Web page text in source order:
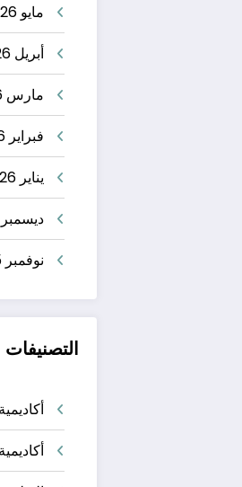
مايو 2026
أبريل 2026
مارس 2026
فبراير 2026
يناير 2026
ديسمبر
نوفمبر 2025
التصنيفات